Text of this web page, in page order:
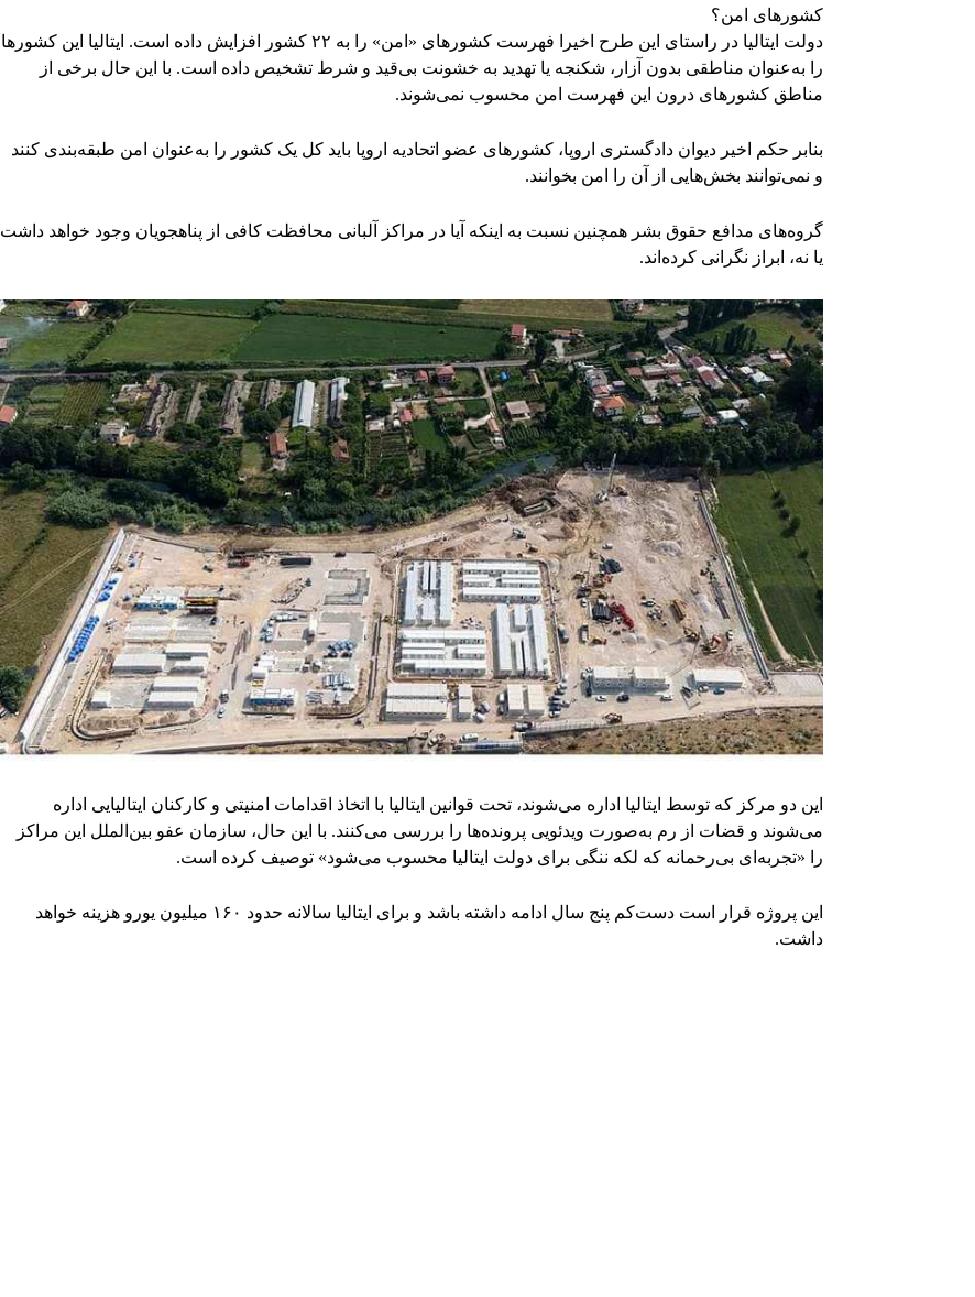
کشورهای امن؟
دولت ایتالیا در راستای این طرح اخیرا فهرست کشورهای «امن» را به ۲۲ کشور افزایش داده است. ایتالیا این کشورها
را به‌عنوان مناطقی بدون آزار، شکنجه یا تهدید به خشونت بی‌قید و شرط تشخیص داده است. با این حال برخی از
مناطق کشورهای درون این فهرست امن محسوب نمی‌شوند.
بنابر حکم اخیر دیوان دادگستری اروپا، کشورهای عضو اتحادیه اروپا باید کل یک کشور را به‌عنوان امن طبقه‌بندی کنند
و نمی‌توانند بخش‌هایی از آن را امن بخوانند.
گروه‌های مدافع حقوق بشر همچنین نسبت به اینکه آیا در مراکز آلبانی محافظت کافی از پناهجویان وجود خواهد داشت
یا نه، ابراز نگرانی کرده‌اند.
این دو مرکز که توسط ایتالیا اداره می‌شوند، تحت قوانین ایتالیا با اتخاذ اقدامات امنیتی و کارکنان ایتالیایی اداره
می‌شوند و قضات از رم به‌صورت ویدئویی پرونده‌ها را بررسی می‌کنند. با این حال، سازمان عفو بین‌الملل این مراکز
را «تجربه‌ای بی‌رحمانه که لکه ننگی برای دولت ایتالیا محسوب می‌شود» توصیف کرده است.
این پروژه قرار است دست‌کم پنج سال ادامه داشته باشد و برای ایتالیا سالانه حدود ۱۶۰ میلیون یورو هزینه خواهد
داشت.